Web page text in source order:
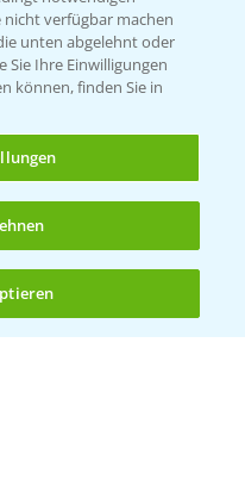
4)
nicht verfügbar machen
unten abgelehnt oder
Ihre Einwilligungen
können, finden Sie in